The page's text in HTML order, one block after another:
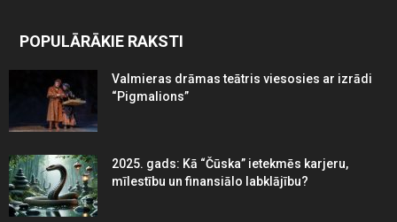
POPULĀRĀKIE RAKSTI
Valmieras drāmas teātris viesosies ar izrādi
“Pigmalions”
2025. gads: Kā “Čūska” ietekmēs karjeru,
mīlestību un finansiālo labklājību?